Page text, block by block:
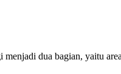
dua bagian, yaitu